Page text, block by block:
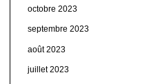
octobre 2023
septembre 2023
août 2023
juillet 2023